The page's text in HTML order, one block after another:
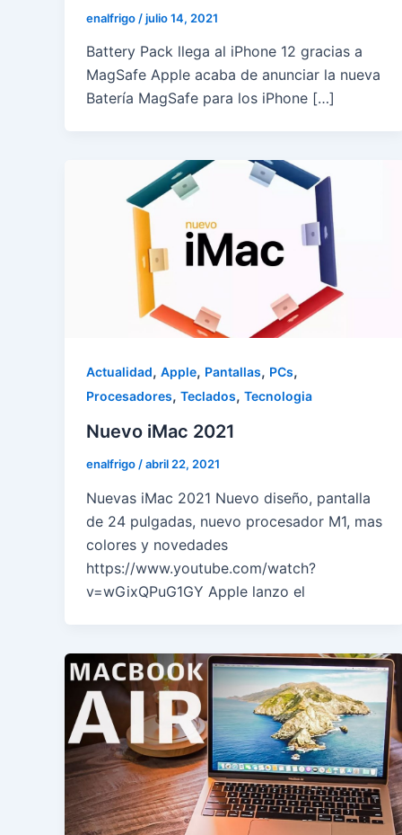
enalfrigo /julio 14, 2021
Battery Pack llega al iPhone 12 gracias a
MagSafe Apple acaba de anunciar la nueva
Batería MagSafe para los iPhone […]
Actualidad, Apple, Pantallas, PCs,
Procesadores, Teclados, Tecnologia
Nuevo iMac 2021
enalfrigo/abril 22, 2021
Nuevas iMac 2021 Nuevo diseño, pantalla
de 24 pulgadas, nuevo procesador M1, mas
colores y novedades
https://www.youtube.com/watch?
v=wGixQPuG1GY Apple lanzo el